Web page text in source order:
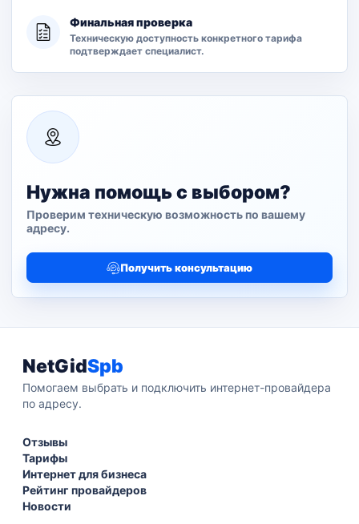
Финальная проверка
Техническую доступность конкретного тарифа
подтверждает специалист.
Нужна помощь с выбором?
Проверим техническую возможность по вашему
адресу.
Получить консультацию
NetGidSpb
Помогаем выбрать и подключить интернет-провайдера
по адресу.
Отзывы
Тарифы
Интернет для бизнеса
Рейтинг провайдеров
Новости